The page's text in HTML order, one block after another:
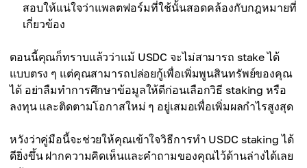
สอบให้แน่ใจว่าแพลตฟอร์มที่ใช้นั้นสอดคล้องกับกฎหมายที่
เกี่ยวข้อง
ตอนนี้คุณก็ทราบแล้วว่าแม้ USDC จะไม่สามารถ stake ได้
แบบตรง ๆ แต่คุณสามารถปล่อยกู้เพื่อเพิ่มพูนสินทรัพย์ของคุณ
ได้ อย่าลืมทำการศึกษาข้อมูลให้ดีก่อนเลือกวิธี staking หรือ
ลงทุน และติดตามโอกาสใหม่ ๆ อยู่เสมอเพื่อเพิ่มผลกำไรสูงสุด
หวังว่าคู่มือนี้จะช่วยให้คุณเข้าใจวิธีการทำ USDC staking ได้
ดียิ่งขึ้น ฝากความคิดเห็นและคำถามของคุณไว้ด้านล่างได้เลย